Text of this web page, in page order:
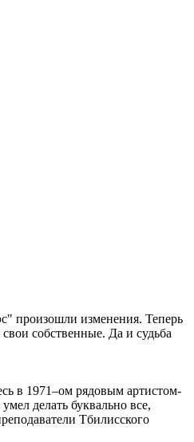
произошли изменения. Теперь
собственные. Да и судьба
в 1971–ом рядовым артистом-
делать буквально все,
Тбилисского